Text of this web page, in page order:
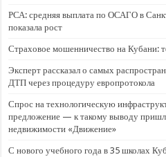
РСА: средняя выплата по ОСАГО в
показала рост
Страховое мошенничество на Кубани:
Эксперт рассказал о самых
ДТП через процедуру европротокола
Спрос на технологическую
предложение — к такому выводу
недвижимости «Движение»
С нового учебного года в 35 школах